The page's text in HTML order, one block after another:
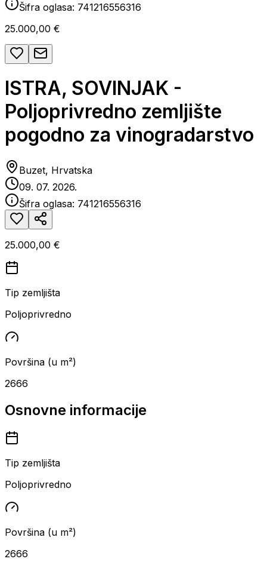
Šifra oglasa: 741216556316
25.000,00 €
ISTRA, SOVINJAK -
Poljoprivredno zemljište
pogodno za vinogradarstvo
Buzet, Hrvatska
09. 07. 2026.
Šifra oglasa: 741216556316
25.000,00 €
Tip zemljišta
Poljoprivredno
Površina (u m²)
2666
Osnovne informacije
Tip zemljišta
Poljoprivredno
Površina (u m²)
2666